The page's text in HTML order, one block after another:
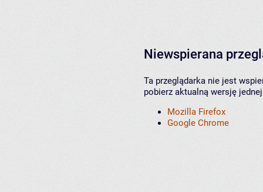
Niewspierana
Ta przeglądarka nie jest
pobierz aktualną wersję
Mozilla Firefox
Google Chrome